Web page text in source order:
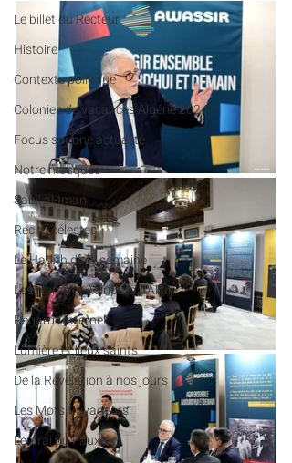
Le billet du Recteur
Histoire
Contexte politique
Colonies de vacances Algérie 2024
​​Focus sur une actualité
Notre mosquée
Sabil al-Iman
Récits célestes
Le Hadith de la semaine
Les Noms et Attributs d'Allah
Regard fraternel
Lumière et lieux saints
De la Révélation à nos jours
Les Mots Voyageurs
Le Vrai du Faux